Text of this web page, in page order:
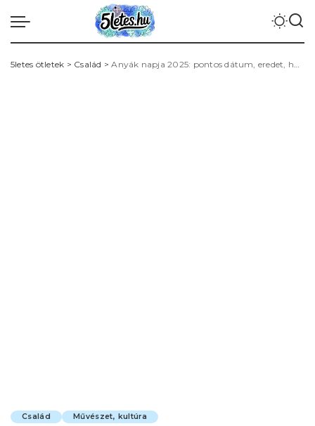
5letes ötletek > Család >Anyák napja 2025: pontos dátum, eredet, hagyományok és ajándékötletek
Család Művészet, kultúra